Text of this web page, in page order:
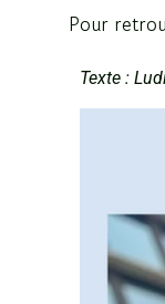
Pour
Texte :